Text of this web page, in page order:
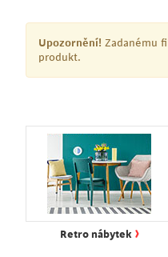
Upozornění! Zadanému
produkt.
Retro nábytek ›